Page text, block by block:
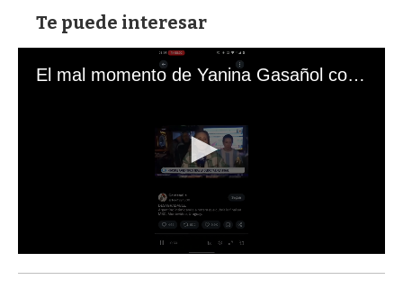
Te puede interesar
El mal momento de Yanina Gasañol con un hincha argentino en "Subrayado"
s